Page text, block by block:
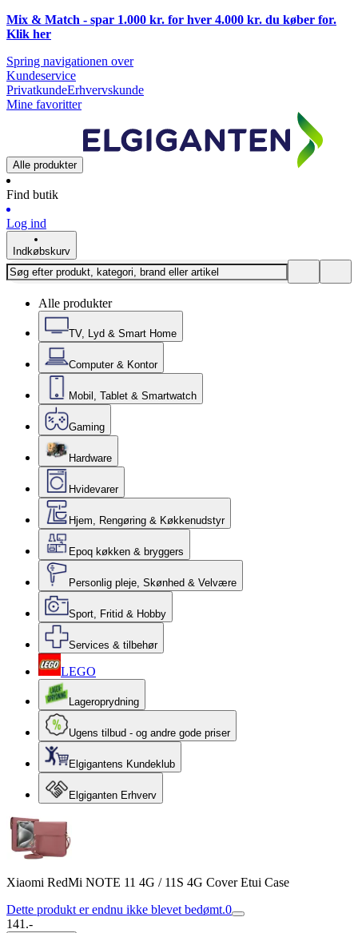
Mix & Match - spar 1.000 kr. for hver 4.000 kr. du køber for.
Klik her
Spring navigationen over
Kundeservice
PrivatkundeErhvervskunde
Mine favoritter
Alle produkter
Find butik
Log ind
Indkøbskurv
Alle produkter
TV, Lyd & Smart Home
Computer & Kontor
Mobil, Tablet & Smartwatch
Gaming
Hardware
Hvidevarer
Hjem, Rengøring & Køkkenudstyr
Epoq køkken & bryggers
Personlig pleje, Skønhed & Velvære
Sport, Fritid & Hobby
Services & tilbehør
LEGO
Lageroprydning
Ugens tilbud - og andre gode priser
Elgigantens Kundeklub
Elgiganten Erhverv
Xiaomi RedMi NOTE 11 4G / 11S 4G Cover Etui Case
Dette produkt er endnu ikke blevet bedømt.0
141.-